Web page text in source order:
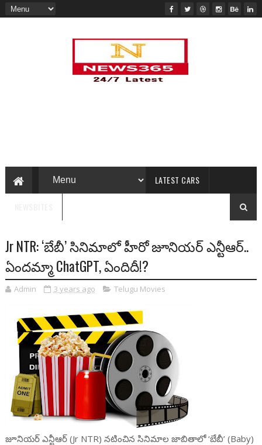
LATEST CARS
Jr NTR: ‘బేబీ’ సినిమాలో హీరో జూనియర్ ఎన్టీఆర్..
ఏందమ్మా ChatGPT, ఏందిదీ!?
Admin 3 years ago Telugu Movies
జూనియర్ ఎన్టీఆర్ (Jr NTR) నటించిన సినిమాల జాబితాలో ‘బేబీ’ (Baby)